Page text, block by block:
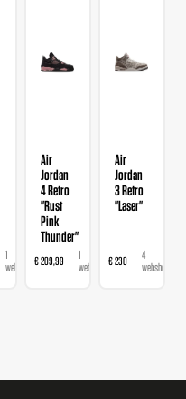
1
webshop
Air
Jordan
4 Retro
"Rust
Pink
Thunder"
€ 209,99
1
webshop
Air
Jordan
3 Retro
"Laser"
€ 230
4
webshops